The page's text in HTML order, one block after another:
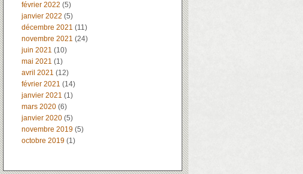
février 2022 (5)
janvier 2022 (5)
décembre 2021 (11)
novembre 2021 (24)
juin 2021 (10)
mai 2021 (1)
avril 2021 (12)
février 2021 (14)
janvier 2021 (1)
mars 2020 (6)
janvier 2020 (5)
novembre 2019 (5)
octobre 2019 (1)